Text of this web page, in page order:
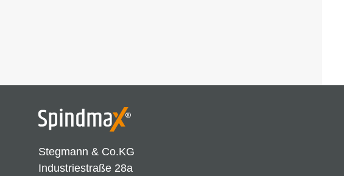
Stegmann & Co.KG
Industriestraße 28a